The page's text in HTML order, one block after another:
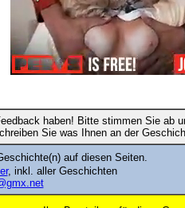
haben! Bitte stimmen Sie ab
Sie was Ihnen an der
auf diesen Seiten.
, inkl. aller Geschichten